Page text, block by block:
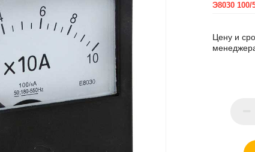
Э8030 100/
Цену и